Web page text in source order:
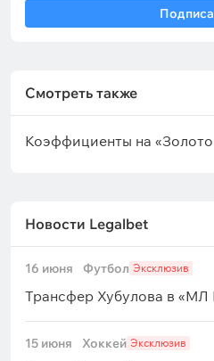
Смотреть также
Коэффициенты на
Новости Legalbet
16 июня Футбол Эксклюзив
Трансфер Хубулова в «МЛ
15 июня Хоккей Эксклюзив